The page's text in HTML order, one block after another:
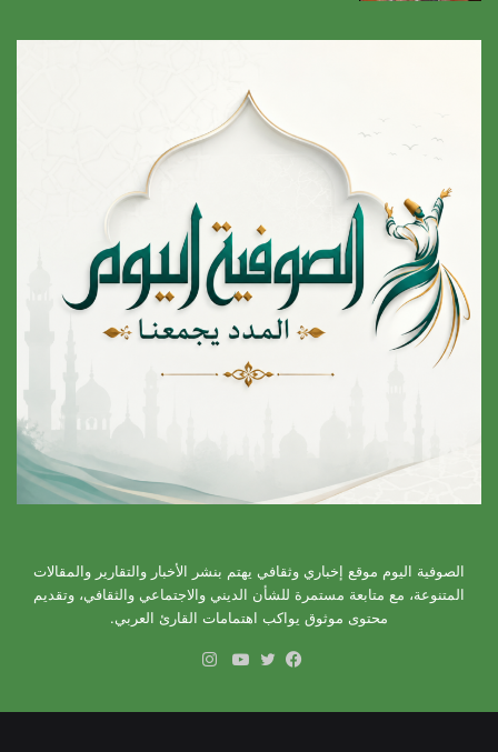
الصوفية اليوم موقع إخباري وثقافي يهتم بنشر الأخبار والتقارير والمقالات
المتنوعة، مع متابعة مستمرة للشأن الديني والاجتماعي والثقافي، وتقديم
محتوى موثوق يواكب اهتمامات القارئ العربي.